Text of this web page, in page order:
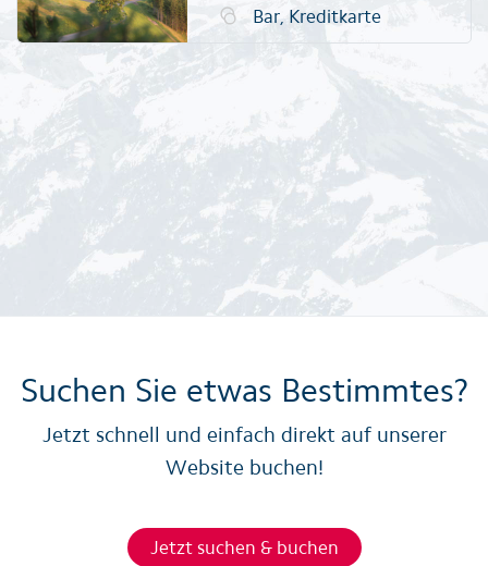
Bar, Kreditkarte
Suchen Sie etwas Bestimmtes?
Jetzt schnell und einfach direkt auf unserer
Website buchen!
Jetzt suchen & buchen